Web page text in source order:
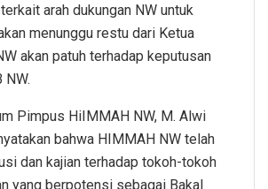
arah dukungan NW untuk
menunggu restu dari Ketua
akan patuh terhadap keputusan
NW.
Pimpus HiIMMAH NW, M. Alwi
bahwa HIMMAH NW telah
dan kajian terhadap tokoh-tokoh
yang berpotensi sebagai Bakal